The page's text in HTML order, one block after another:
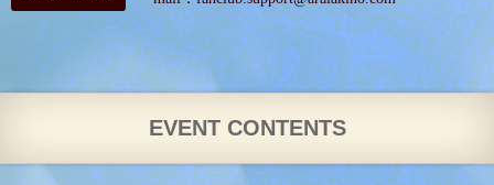
EVENT CONTENTS